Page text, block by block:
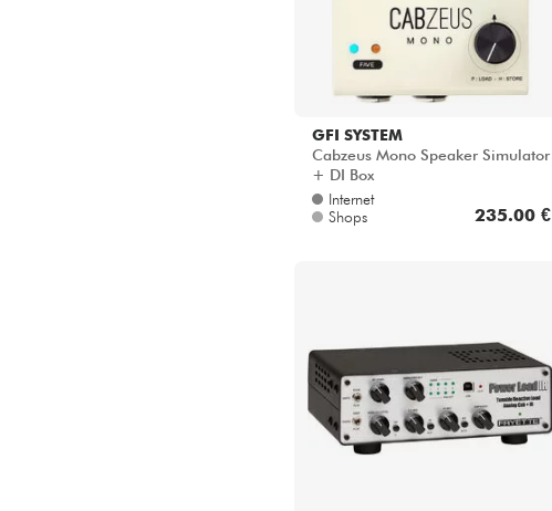
GFI SYSTEM
Cabzeus Mono Speaker Simulator
+ DI Box
Internet
Shops
235.00 €